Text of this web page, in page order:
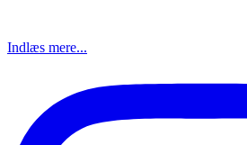
Indlæs mere...